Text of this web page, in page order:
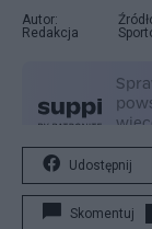
Autor:
Redakcja
Udostępnij
Skomentuj